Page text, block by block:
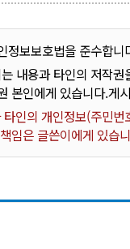
정보보호법을 준수합니
내용과 타인의 저작
본인에게 있습니다.
인의 개인정보(주민
임은 글쓴이에게 있습